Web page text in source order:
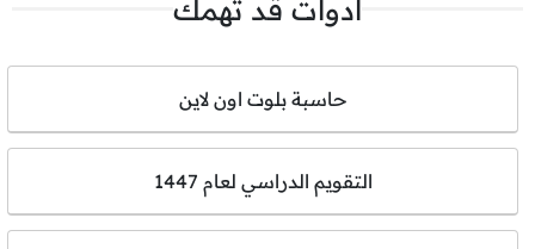
أدوات قد تهمك
حاسبة بلوت اون لاين
التقويم الدراسي لعام 1447